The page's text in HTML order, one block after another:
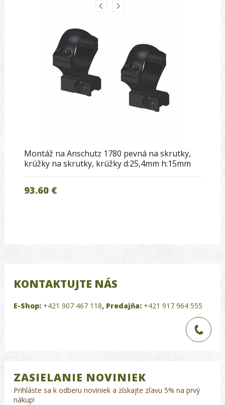
Montáž na Anschutz 1780 pevná na skrutky,
krúžky na skrutky, krúžky d:25,4mm h:15mm
93.60 €
KONTAKTUJTE NÁS
E-Shop: +421 907 467 118, Predajňa: +421 917 964 555
ZASIELANIE NOVINIEK
Prihláste sa k odberu noviniek a získajte zľavu 5% na prvý
nákup!